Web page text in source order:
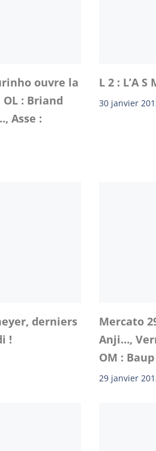
ouvre la
: Briand
Asse :
L 2 : L’A
30 janvier
derniers
!
Mercato
Anji…,
OM :
29 janvier